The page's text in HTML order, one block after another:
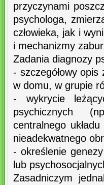
przyczynami
psychologa,
człowieka, jak i
i mechanizmy
Zadania diagnozy
- szczegółowy
w domu, w grupie
- wykrycie
psychicznych
centralnego
nieadekwatnego
- określenie
lub
Zasadniczym